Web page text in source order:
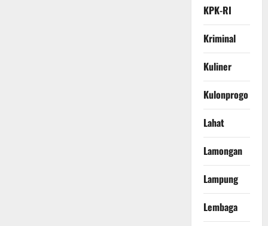
KPK-RI
Kriminal
Kuliner
Kulonprogo
Lahat
Lamongan
Lampung
Lembaga